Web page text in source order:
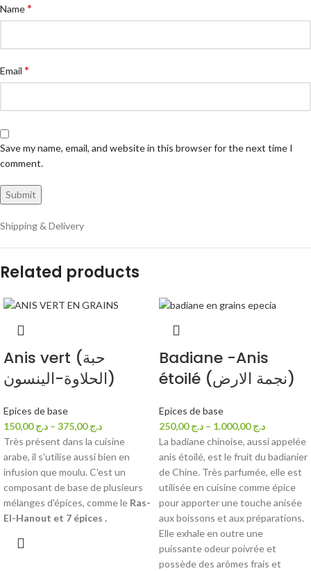
Name*
Email *
Save my name, email, and website in this browser for the next time I
comment.
Shipping & Delivery
Related products
Anis vert (حبة
الحلاوة-الينسون)
Epices de base
د.ج150,00 – د.ج375,00
Très présent dans la cuisine
arabe, il s'utilise aussi bien en
infusion que moulu. C'est un
composant de base de plusieurs
mélanges d'épices, comme le Ras-
El-Hanout et 7 épices .
Badiane -Anis
étoilé (نجمة الارض)
Epices de base
د.ج250,00 – د.ج1.000,00
La badiane chinoise, aussi appelée
anis étoilé, est le fruit du badianier
de Chine. Très parfumée, elle est
utilisée en cuisine comme épice
pour apporter une touche anisée
aux boissons et aux préparations.
Elle exhale en outre une
puissante odeur poivrée et
possède des arômes frais et